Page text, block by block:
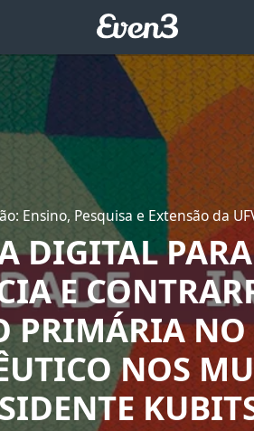
Ensino, Pesquisa e Extensão da
DIGITAL
E
PRIMÁRIA
NOS